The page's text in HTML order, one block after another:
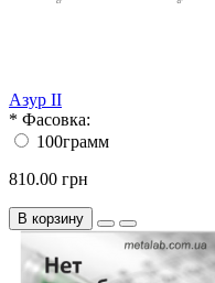
Азур II
* Фасовка:
100грамм
810.00 грн
В корзину